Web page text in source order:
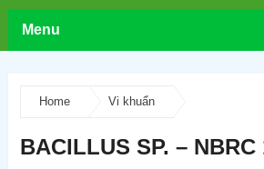
Menu
Home Vi khuẩn
BACILLUS SP. – NBRC